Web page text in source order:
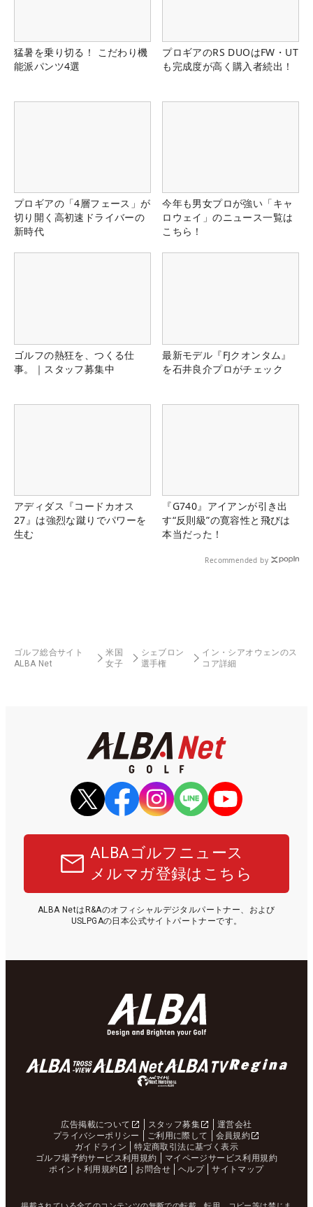
猛暑を乗り切る！ こだわり機
能派パンツ4選
プロギアのRS DUOはFW・UT
も完成度が高く購入者続出！
プロギアの「4層フェース」が
切り開く高初速ドライバーの
新時代
今年も男女プロが強い「キャ
ロウェイ」のニュース一覧は
こちら！
ゴルフの熱狂を、つくる仕
事。｜スタッフ募集中
最新モデル『FJクオンタム』
を石井良介プロがチェック
アディダス『コードカオス
27』は強烈な蹴りでパワーを
生む
『G740』アイアンが引き出
す“反則級”の寛容性と飛びは
本当だった！
Recommended by
ゴルフ総合サイト
ALBA Net
米国
女子
シェブロン
選手権
イン・シアオウェンのス
コア詳細
ALBAゴルフニュース
メルマガ登録はこちら
ALBA NetはR&Aのオフィシャルデジタルパートナー、および
USLPGAの日本公式サイトパートナーです。
広告掲載について スタッフ募集
運営会社
プライバシーポリシー
ご利用に際して
会員規約
ガイドライン
特定商取引法に基づく表示
ゴルフ場予約サービス利用規約
マイページサービス利用規約
ポイント利用規約
お問合せ ヘルプ サイトマップ